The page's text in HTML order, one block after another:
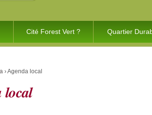
Cité Forest Vert ? Quartier
›Agenda local
local